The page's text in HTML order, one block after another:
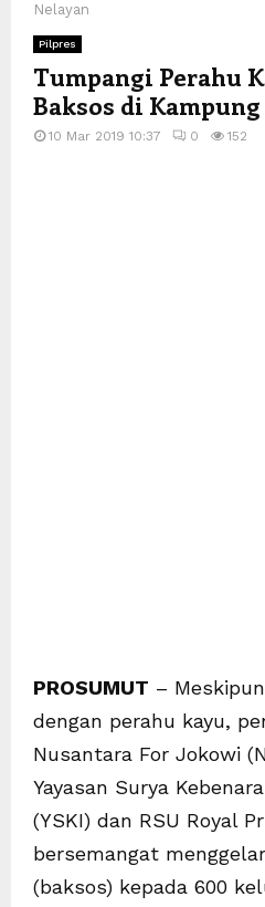
Nelayan
Pilpres
Tumpangi Perahu
Baksos di
10 Mar 2019 10:37 0 152
PROSUMUT –
dengan perahu kayu,
Nusantara For Jokowi
Yayasan Surya
(YSKI) dan RSU Royal
bersemangat
(baksos) kepada 600